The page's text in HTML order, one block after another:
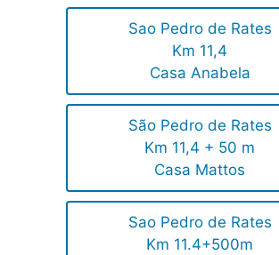
Sao Pedro de Rates
Km 11,4
Casa Anabela
São Pedro de Rates
Km 11,4 + 50 m
Casa Mattos
Sao Pedro de Rates
Km 11.4+500m